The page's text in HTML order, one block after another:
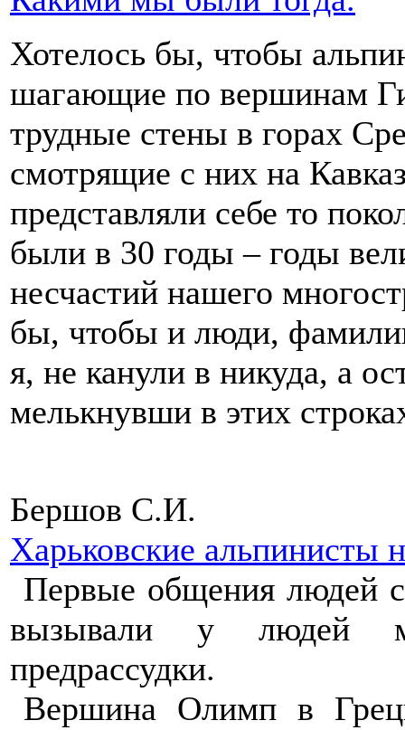
Хотелось бы, чтобы
шагающие по вершинам
трудные стены в горах
смотрящие с них на
представляли себе то
были в 30 годы – годы
несчастий нашего
бы, чтобы и люди,
я, не канули в никуда, а
мелькнувши в этих
Бершов С.И.
Харьковские альпинисты
Первые общения людей
вызывали у людей
предрассудки.
Вершина Олимп в